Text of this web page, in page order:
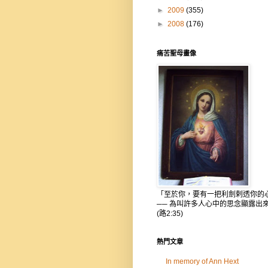
► 2009 (355)
► 2008 (176)
痛苦聖母畫像
「至於你，要有一把利劍剌透你的
── 為叫許多人心中的思念顯露出來
(路2:35)
熱門文章
In memory of Ann Hext